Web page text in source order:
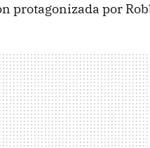
protagonizada por